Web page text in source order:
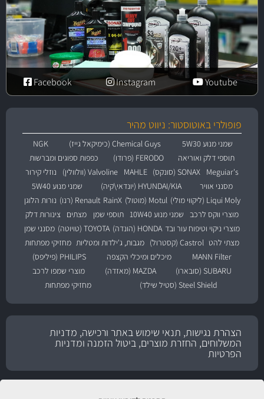
Youtube
Instagram
Facebook
פופולרי באוטוסטור: ניווט מהיר
שמני מנוע 5W30 Chemical Guys (כימיקאל גייז)
NGK
תוספי דלק ואוריאה
FERODO (פרודו)
כפפות ספוגים ומברשות
Meguiar's
SONAX (סונקס) MAHLE Valvoline (וולוולין)
נוזלי קירור
מסנני אוויר
HYUNDAI/KIA (יונדאי\קיה)
שמני מנוע 5W40
Liqui Moly (ליקווי מולי)
Motul (מוטול) RainX Renault (רנו)
נורות הלוגן
מוצרי ווקס לרכב
שמני מנוע 10W40 תוספי שמן מצתים
צינורות דלק
מוצרי ניקוי וטיפוח עור ובד HONDA (הונדה) TOYOTA (טויוטה)
מסנני שמן
מצתי להט Castrol (קסטרול) מגבות, ג'ילדות ומטליות מחזיקי מפתחות
MANN Filter
מיכלים ומיכלי הקצפה
PHILIPS (פיליפס)
SUBARU (סובארו)
MAZDA (מאזדה)
מוצרי שמפו לרכב
Steel Shield (סטיל שילד)
מחזיקי מפתחות
הצהרת נגישות, תנאי שימוש באתר ורכישה, מדניות
המשלוחים, החזרת מוצרים, ביטול הזמנה ומדניות
הפרטיות